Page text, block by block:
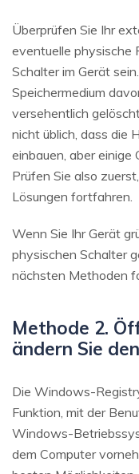
Überprüfen Sie Ihr
eventuelle physische
Schalter im Gerät
Speichermedium
versehentlich
nicht üblich, dass die
einbauen, aber einige
Prüfen Sie also
Lösungen fortfahren.
Wenn Sie Ihr Gerät
physischen Schalter
nächsten Methoden
Methode 2.
ändern Sie
Die Windows-
Funktion, mit der
Windows-
dem Computer